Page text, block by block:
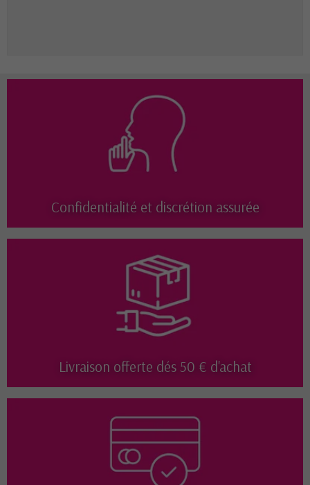
Confidentialité et discrétion assurée
Livraison offerte dés 50 € d'achat